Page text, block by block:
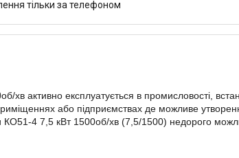
тільки за телефоном
хв активно експлуатується в промисловості,
або підприємствах де можливе
КО51-4 7,5 кВт 1500об/хв (7,5/1500) недорого